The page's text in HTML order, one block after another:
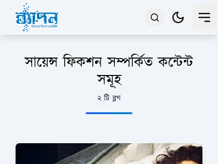
সায়েন্স ফিকশন সম্পর্কিত কন্টেন্ট
সমূহ
২ টি ব্লগ